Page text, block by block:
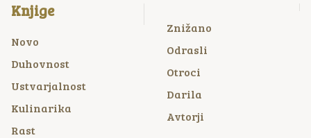
Knjige
Novo
Duhovnost
Ustvarjalnost
Kulinarika
Rast
Znižano
Odrasli
Otroci
Darila
Avtorji